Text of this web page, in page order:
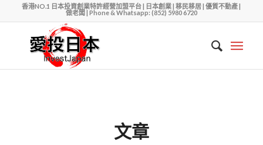
香港NO.1 日本投資創業特許經營加盟平台 | 日本創業 | 移民移居 | 優質不動產 |
做老闆 | Phone & Whatsapp: (852) 5980 6720
文章